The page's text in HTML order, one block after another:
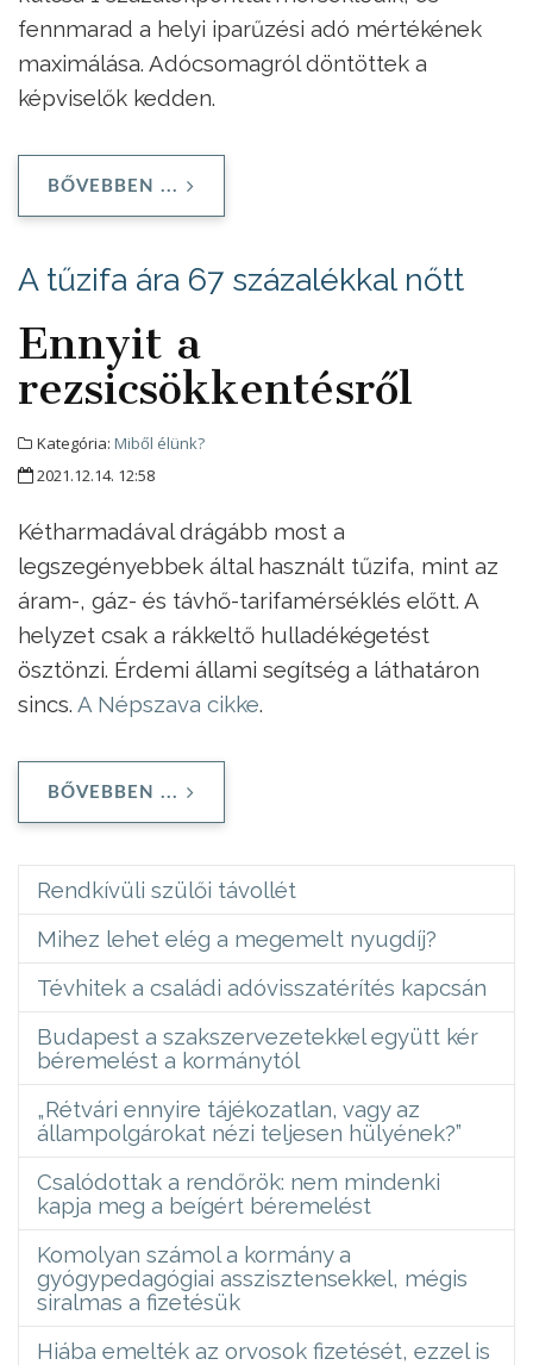
fennmarad a helyi iparűzési adó mértékének
maximálása. Adócsomagról döntöttek a
képviselők kedden.
BŐVEBBEN ...
A tűzifa ára 67 százalékkal nőtt
Ennyit a
rezsicsökkentésről
Kategória: Miből élünk?
2021.12.14. 12:58
Kétharmadával drágább most a
legszegényebbek által használt tűzifa, mint az
áram-, gáz- és távhő-tarifamérséklés előtt. A
helyzet csak a rákkeltő hulladékégetést
ösztönzi. Érdemi állami segítség a láthatáron
sincs. A Népszava cikke.
BŐVEBBEN ...
Rendkívüli szülői távollét
Mihez lehet elég a megemelt nyugdíj?
Tévhitek a családi adóvisszatérítés kapcsán
Budapest a szakszervezetekkel együtt kér
béremelést a kormánytól
„Rétvári ennyire tájékozatlan, vagy az
állampolgárokat nézi teljesen hülyének?”
Csalódottak a rendőrök: nem mindenki
kapja meg a beígért béremelést
Komolyan számol a kormány a
gyógypedagógiai asszisztensekkel, mégis
siralmas a fizetésük
Hiába emelték az orvosok fizetését, ezzel is